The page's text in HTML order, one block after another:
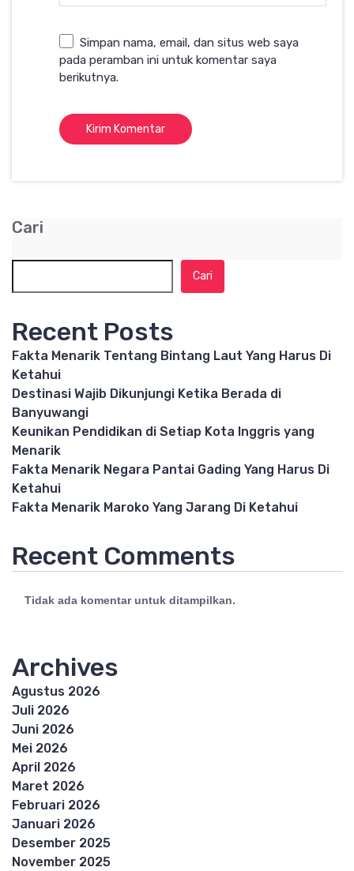
Simpan nama, email, dan situs web saya
pada peramban ini untuk komentar saya
berikutnya.
Cari
Cari
Recent Posts
Fakta Menarik Tentang Bintang Laut Yang Harus Di
Ketahui
Destinasi Wajib Dikunjungi Ketika Berada di
Banyuwangi
Keunikan Pendidikan di Setiap Kota Inggris yang
Menarik
Fakta Menarik Negara Pantai Gading Yang Harus Di
Ketahui
Fakta Menarik Maroko Yang Jarang Di Ketahui
Recent Comments
Tidak ada komentar untuk ditampilkan.
Archives
Agustus 2026
Juli 2026
Juni 2026
Mei 2026
April 2026
Maret 2026
Februari 2026
Januari 2026
Desember 2025
November 2025